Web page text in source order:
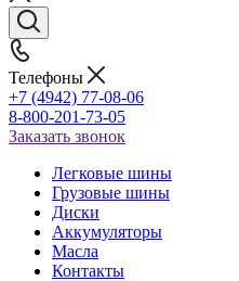
Телефоны
+7 (4942) 77-08-06
8-800-201-73-05
Заказать звонок
Легковые шины
Грузовые шины
Диски
Аккумуляторы
Масла
Контакты